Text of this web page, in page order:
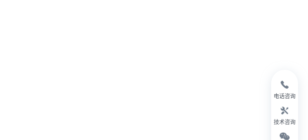
电话咨询
技术咨询